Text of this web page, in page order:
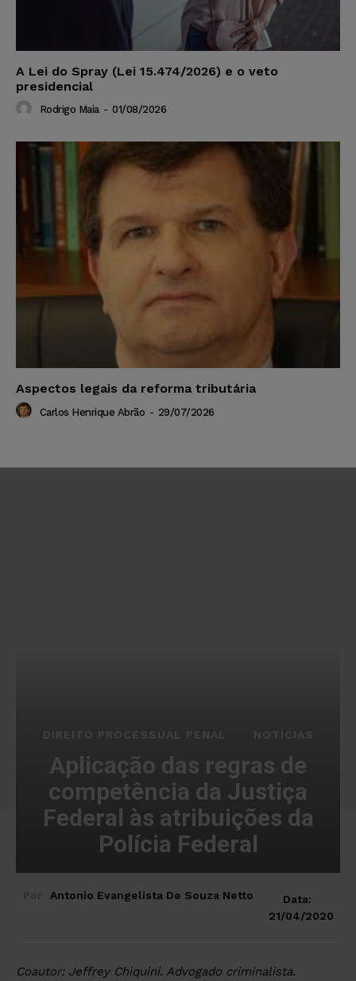
A Lei do Spray (Lei 15.474/2026) e o veto
presidencial
Rodrigo Maia - 01/08/2026
Aspectos legais da reforma tributária
Carlos Henrique Abrão - 29/07/2026